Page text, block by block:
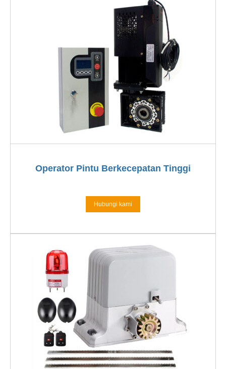
Operator Pintu Berkecepatan Tinggi
Hubungi kami